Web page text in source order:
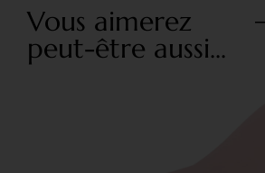
Vous aimerez
peut-être aussi...